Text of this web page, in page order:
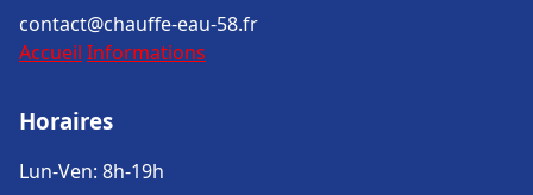
contact@chauffe-eau-58.fr
Accueil Informations
Horaires
Lun-Ven: 8h-19h